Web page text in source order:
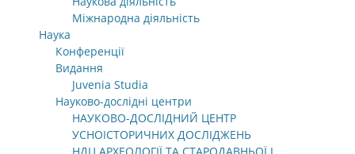
Міжнародна діяльність
Наука
Конференції
Видання
Juvenia Studia
Науково-дослідні центри
НАУКОВО-ДОСЛІДНИЙ ЦЕНТР
УСНОІСТОРИЧНИХ ДОСЛІДЖЕНЬ